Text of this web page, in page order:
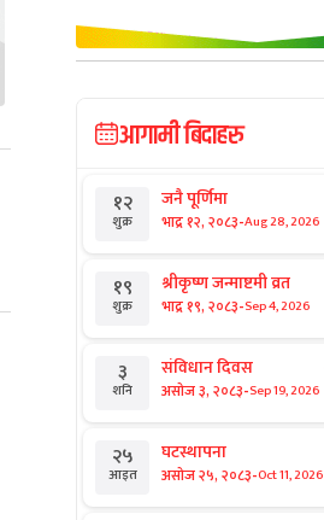
आगामी बिदाहरु
१२
शुक्र
जनै पूर्णिमा
भाद्र १२, २०८३-Aug 28, 2026
१९
शुक्र
श्रीकृष्ण जन्माष्टमी व्रत
भाद्र १९, २०८३-Sep 4, 2026
३
शनि
संविधान दिवस
असोज ३, २०८३-Sep 19, 2026
२५
आइत
घटस्थापना
असोज २५, २०८३-Oct 11, 2026